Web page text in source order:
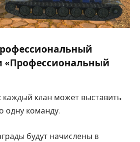
«Профессиональный
клан может выставить
одну команду.
будут начислены в